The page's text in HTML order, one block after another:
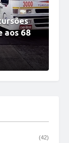
aos 68
(42)